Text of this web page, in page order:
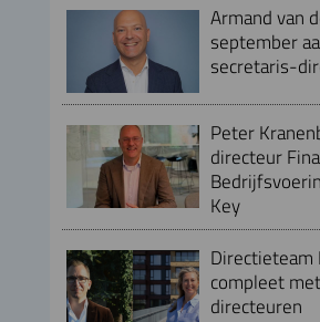
Armand van
september
secretaris-
Peter
directeur
Key
Directieteam
compleet
directeuren